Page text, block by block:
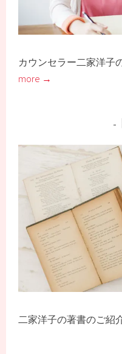
カウンセラー二家洋子
more →
二家洋子の著書のご紹